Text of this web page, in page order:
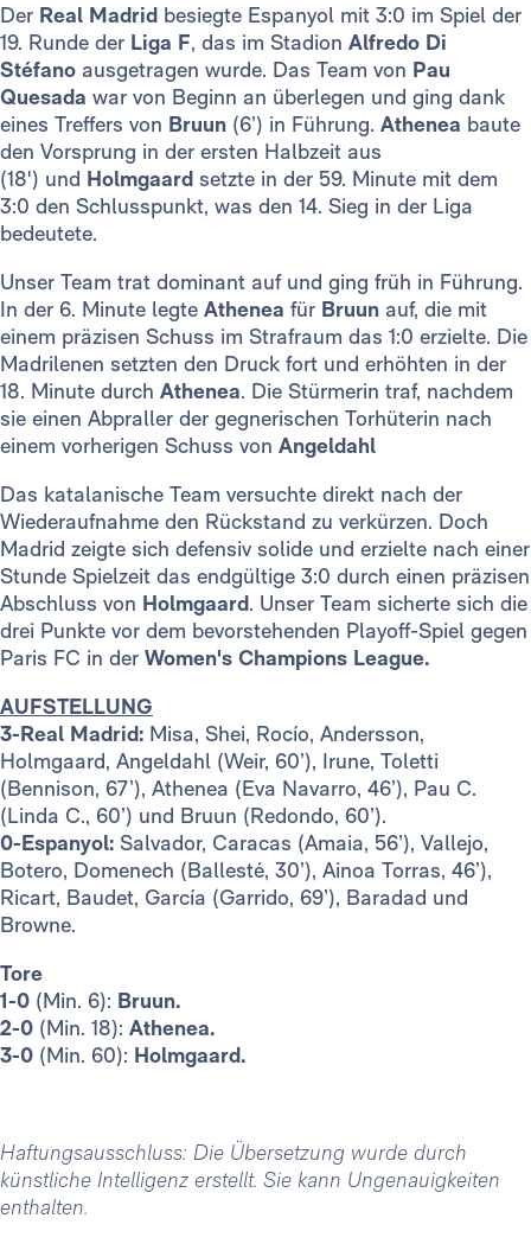
Der Real Madrid besiegte Espanyol mit 3:0 im Spiel der
19. Runde der Liga F, das im Stadion Alfredo Di
Stéfano ausgetragen wurde. Das Team von Pau
Quesada war von Beginn an überlegen und ging dank
eines Treffers von Bruun (6’) in Führung. Athenea baute
den Vorsprung in der ersten Halbzeit aus
(18') und Holmgaard setzte in der 59. Minute mit dem
3:0 den Schlusspunkt, was den 14. Sieg in der Liga
bedeutete.
Unser Team trat dominant auf und ging früh in Führung.
In der 6. Minute legte Athenea für Bruun auf, die mit
einem präzisen Schuss im Strafraum das 1:0 erzielte. Die
Madrilenen setzten den Druck fort und erhöhten in der
18. Minute durch Athenea. Die Stürmerin traf, nachdem
sie einen Abpraller der gegnerischen Torhüterin nach
einem vorherigen Schuss von Angeldahl
Das katalanische Team versuchte direkt nach der
Wiederaufnahme den Rückstand zu verkürzen. Doch
Madrid zeigte sich defensiv solide und erzielte nach einer
Stunde Spielzeit das endgültige 3:0 durch einen präzisen
Abschluss von Holmgaard. Unser Team sicherte sich die
drei Punkte vor dem bevorstehenden Playoff-Spiel gegen
Paris FC in der Women's Champions League.
AUFSTELLUNG
3-Real Madrid: Misa, Shei, Rocío, Andersson,
Holmgaard, Angeldahl (Weir, 60’), Irune, Toletti
(Bennison, 67’), Athenea (Eva Navarro, 46’), Pau C.
(Linda C., 60’) und Bruun (Redondo, 60’).
0-Espanyol: Salvador, Caracas (Amaia, 56’), Vallejo,
Botero, Domenech (Ballesté, 30’), Ainoa Torras, 46’),
Ricart, Baudet, García (Garrido, 69’), Baradad und
Browne.
Tore
1-0 (Min. 6): Bruun.
2-0 (Min. 18): Athenea.
3-0 (Min. 60): Holmgaard.
Haftungsausschluss: Die Übersetzung wurde durch
künstliche Intelligenz erstellt. Sie kann Ungenauigkeiten
enthalten.